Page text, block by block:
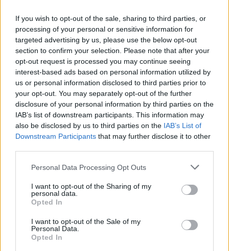
If you wish to opt-out of the sale, sharing to third parties, or
processing of your personal or sensitive information for
targeted advertising by us, please use the below opt-out
section to confirm your selection. Please note that after your
opt-out request is processed you may continue seeing
interest-based ads based on personal information utilized by
us or personal information disclosed to third parties prior to
your opt-out. You may separately opt-out of the further
disclosure of your personal information by third parties on the
IAB’s list of downstream participants. This information may
also be disclosed by us to third parties on the IAB’s List of
Downstream Participants that may further disclose it to other
Personal Data Processing Opt Outs
I want to opt-out of the Sharing of my
personal data.
Opted In
I want to opt-out of the Sale of my
Personal Data.
Opted In
Αρμόδιες ελεγκτικές αρχές σύμφωνα με το νόμο
είναι:
α) Οι υπηρεσίες της Γενικής Γραμματείας
Εμπορίου του Υπουργείου Ανάπτυξης και
Ανταγωνιστικότητας.
β) Οι υπηρεσίες της Γενικής Γραμματείας
Καταναλωτή του Υπουργείου Ανάπτυξης και
Ανταγωνιστικότητας.
Βιομηχανίας του Υπουργείου Ανάπτυξης και
Ανταγωνιστικότητας.
δ) Οι Διευθύνσεις Ανάπτυξης των Περιφερειών.
ζώνη δικαιοδοσίας τους.
Την 1η Κυριακή των εαρινών εκπτώσεων 5